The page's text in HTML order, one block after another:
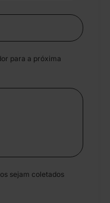
para a próxima
sejam coletados